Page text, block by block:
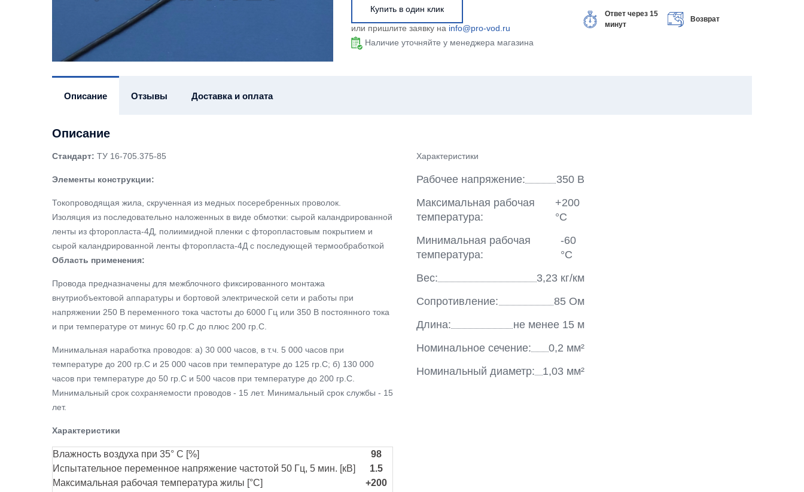
Купить в один клик
или пришлите заявку на info@pro-vod.ru
Наличие уточняйте у менеджера магазина
Ответ через 15
минут
Возврат
Описание Отзывы Доставка и оплата
Описание
Стандарт: ТУ 16-705.375-85
Элементы конструкции:
Токопроводящая жила, скрученная из медных посеребренных проволок.
Изоляция из последовательно наложенных в виде обмотки: сырой каландрированной
ленты из фторопласта-4Д, полиимидной пленки с фторопластовым покрытием и
сырой каландрированной ленты фторопласта-4Д с последующей термообработкой
Область применения:
Провода предназначены для межблочного фиксированного монтажа
внутриобъектовой аппаратуры и бортовой электрической сети и работы при
напряжении 250 В переменного тока частоты до 6000 Гц или 350 В постоянного тока
и при температуре от минус 60 гр.С до плюс 200 гр.С.
Минимальная наработка проводов: а) 30 000 часов, в т.ч. 5 000 часов при
температуре до 200 гр.С и 25 000 часов при температуре до 125 гр.С; б) 130 000
часов при температуре до 50 гр.С и 500 часов при температуре до 200 гр.С.
Минимальный срок сохраняемости проводов - 15 лет. Минимальный срок службы - 15
лет.
Характеристики
Влажность воздуха при 35° C [%]
98
Испытательное переменное напряжение частотой 50 Гц, 5 мин. [кВ]
1.5
Максимальная рабочая температура жилы [°С]
+200
Характеристики
Рабочее напряжение: 350 В
Максимальная рабочая
температура:
+200
°С
Минимальная рабочая
температура:
-60
°С
Вес:
3,23 кг/км
Сопротивление:
85 Ом
Длина:
не менее 15 м
Номинальное сечение:
0,2 мм²
Номинальный диаметр:
1,03 мм²